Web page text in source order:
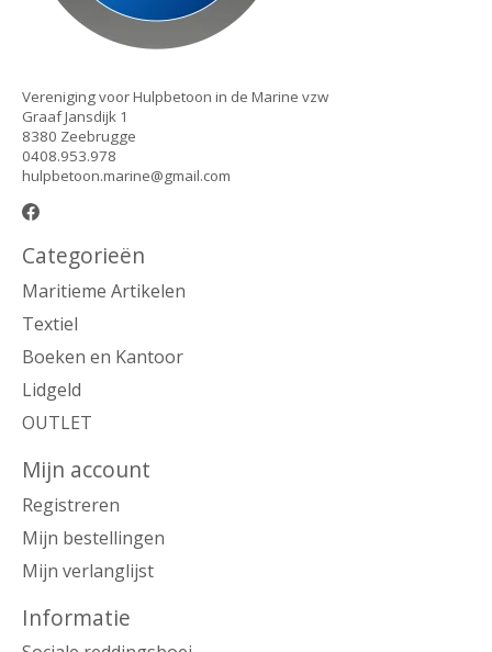
Vereniging voor Hulpbetoon in de Marine vzw
Graaf Jansdijk 1
8380 Zeebrugge
0408.953.978
hulpbetoon.marine@gmail.com
Categorieën
Maritieme Artikelen
Textiel
Boeken en Kantoor
Lidgeld
OUTLET
Mijn account
Registreren
Mijn bestellingen
Mijn verlanglijst
Informatie